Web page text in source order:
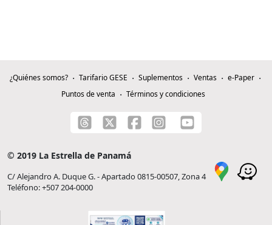
¿Quiénes somos? Tarifario GESE Suplementos Ventas
e-Paper
Puntos de venta
Términos y condiciones
© 2019 La Estrella de Panamá
C/ Alejandro A. Duque G. - Apartado 0815-00507, Zona 4
Teléfono: +507 204-0000